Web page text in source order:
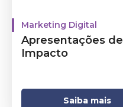
Marketing Digital
Apresentações de
Impacto
Saiba mais